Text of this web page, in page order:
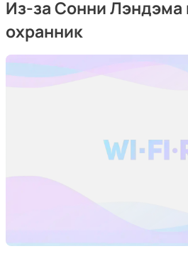
Из-за Сонни Лэндэма
охранник